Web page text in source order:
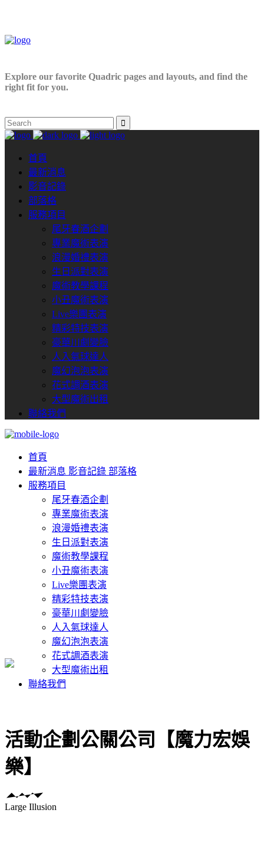
Explore our favorite Quadric pages and layouts, and find the
right fit for you.
首頁
最新消息
影音記錄
部落格
服務項目
尾牙春酒企劃
專業魔術表演
浪漫婚禮表演
生日派對表演
魔術教學課程
小丑魔術表演
Live樂團表演
精彩特技表演
豪華川劇變臉
人入氣球達人
魔幻泡泡表演
花式調酒表演
大型魔術出租
聯絡我們
首頁
最新消息 影音記錄 部落格
服務項目
尾牙春酒企劃
專業魔術表演
浪漫婚禮表演
生日派對表演
魔術教學課程
小丑魔術表演
Live樂團表演
精彩特技表演
豪華川劇變臉
人入氣球達人
魔幻泡泡表演
花式調酒表演
大型魔術出租
聯絡我們
活動企劃公關公司【魔力宏娛
樂】
Large Illusion